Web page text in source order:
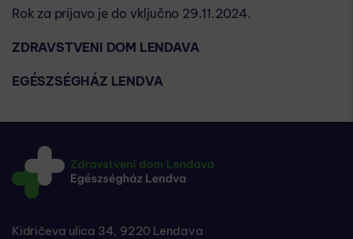
Rok za prijavo je do vključno 29.11.2024.
ZDRAVSTVENI DOM LENDAVA
EGÉSZSÉGHÁZ LENDVA
Kidričeva ulica 34, 9220 Lendava